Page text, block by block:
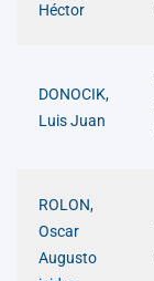
Héctor
DONOCIK,
Luis Juan
ROLON,
Oscar
Augusto